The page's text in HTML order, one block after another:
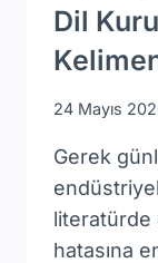
Dil
24 Mayıs
Gerek
literatürde
hatasına